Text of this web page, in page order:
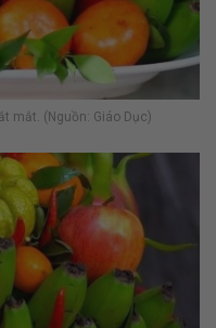
mắt. (Nguồn: Giáo Dục)